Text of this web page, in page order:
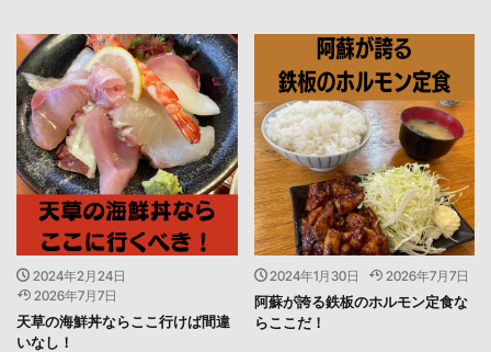
2024年2月24日
2026年7月7日
天草の海鮮丼ならここ行けば間違
いなし！
2024年1月30日
2026年7月7日
阿蘇が誇る鉄板のホルモン定食な
らここだ！